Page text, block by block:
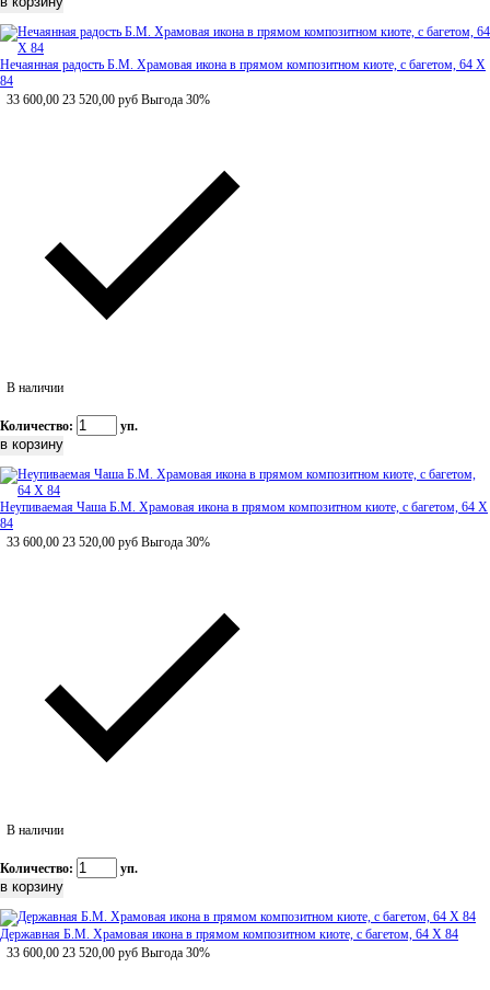
Нечаянная радость Б.М. Храмовая икона в прямом композитном киоте, с багетом, 64 Х
84
33 600,00 23 520,00 руб Выгода 30%
В наличии
Количество: уп.
Неупиваемая Чаша Б.М. Храмовая икона в прямом композитном киоте, с багетом, 64 Х
84
33 600,00 23 520,00 руб Выгода 30%
В наличии
Количество: уп.
Державная Б.М. Храмовая икона в прямом композитном киоте, с багетом, 64 Х 84
33 600,00 23 520,00 руб Выгода 30%